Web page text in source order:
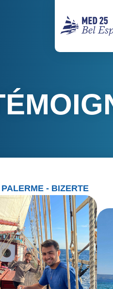
- BIZERTE